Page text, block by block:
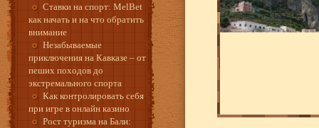
Ставки на спорт: MelBet
как начать и на что обратить
внимание
Незабываемые
приключения на Кавказе – от
пеших походов до
экстремального спорта
Как контролировать себя
при игре в онлайн казино
Рост туризма на Бали: